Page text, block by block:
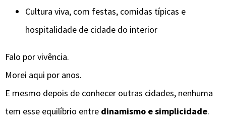
Cultura viva, com festas, comidas típicas e
hospitalidade de cidade do interior
Falo por vivência.
Morei aqui por anos.
E mesmo depois de conhecer outras cidades, nenhuma
tem esse equilíbrio entre dinamismo e simplicidade.